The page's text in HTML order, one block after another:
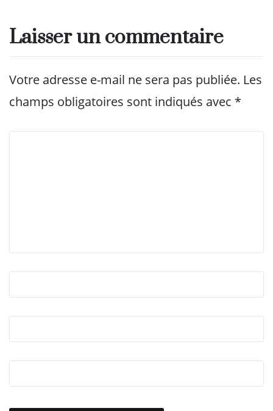
Laisser un commentaire
Votre adresse e-mail ne sera pas publiée. Les
champs obligatoires sont indiqués avec *